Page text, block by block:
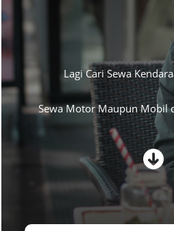
Lagi Cari Sewa
Sewa Motor Maupun Mobil